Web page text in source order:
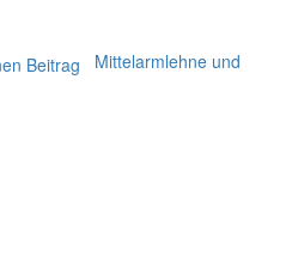
Mittelarmlehne und